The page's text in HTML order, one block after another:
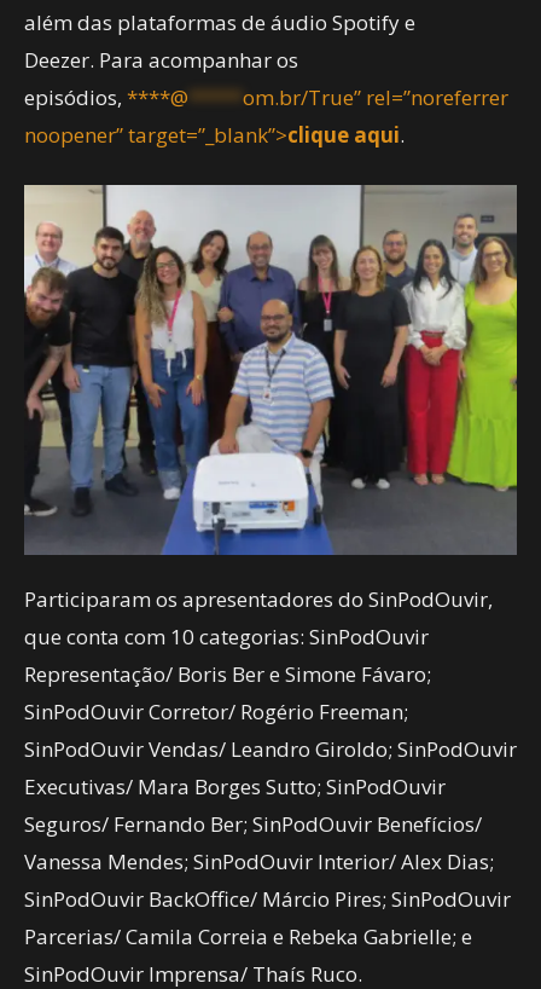
além das plataformas de áudio Spotify e
Deezer. Para acompanhar os
episódios, ****@ ***** om.br/True” rel=”noreferrer
noopener” target=”_blank”>clique aqui.
Participaram os apresentadores do SinPodOuvir,
que conta com 10 categorias: SinPodOuvir
Representação/ Boris Ber e Simone Fávaro;
SinPodOuvir Corretor/ Rogério Freeman;
SinPodOuvir Vendas/ Leandro Giroldo; SinPodOuvir
Executivas/ Mara Borges Sutto; SinPodOuvir
Seguros/ Fernando Ber; SinPodOuvir Benefícios/
Vanessa Mendes; SinPodOuvir Interior/ Alex Dias;
SinPodOuvir BackOffice/ Márcio Pires; SinPodOuvir
Parcerias/ Camila Correia e Rebeka Gabrielle; e
SinPodOuvir Imprensa/ Thaís Ruco.